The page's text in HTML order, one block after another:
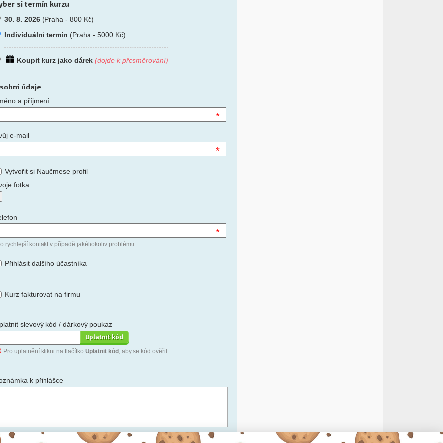
si termín kurzu
30. 8. 2026 (Praha - 800 Kč)
Individuální termín (Praha - 5000 Kč)
Koupit kurz jako dárek (dojde k přesměrování)
údaje
a příjmení
*
e-mail
*
Vytvořit si Naučmese profil
fotka
*
rychlejší kontakt v případě jakéhokoliv problému.
Přihlásit dalšího účastníka
Kurz fakturovat na firmu
slevový kód / dárkový poukaz
Pro uplatnění klikni na tlačítko Uplatnit kód , aby se kód ověřil.
k přihlášce
li se na cokoli zeptat, nebo ke své přihlášce poznamenat.